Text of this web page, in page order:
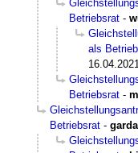
Betriebsrat -
als
Betriebsrat -
Betriebsrat - garda